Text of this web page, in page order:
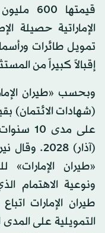
الإماراتية حصيلة
تمويل طائرات
إقبالاً كبيراً من
وبحسب «طيران
على
(آذار)
«طيران
ونوعية الاهتمام
طيران الإمارات
التمويلية على